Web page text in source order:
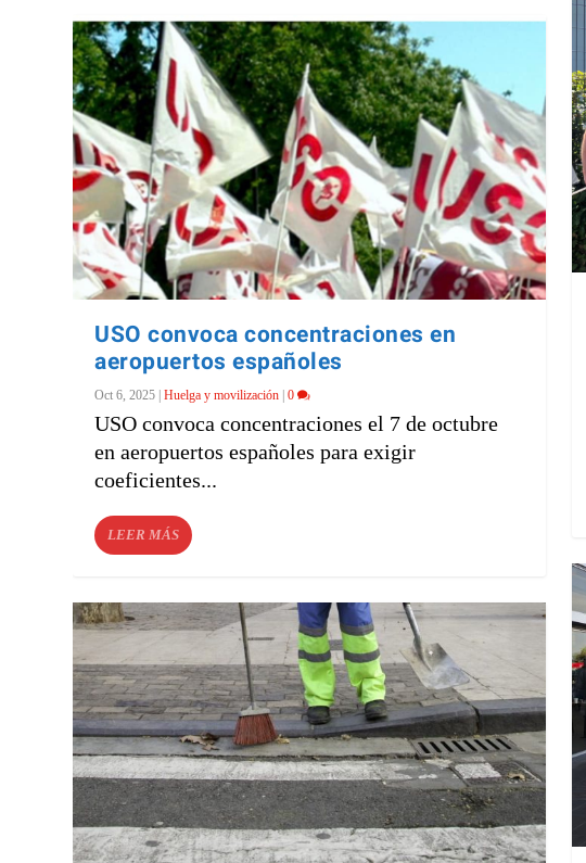
USO convoca concentraciones en
aeropuertos españoles
Oct 6, 2025 |Huelga y movilización |0
USO convoca concentraciones el 7 de octubre
en aeropuertos españoles para exigir
coeficientes...
LEER MÁS